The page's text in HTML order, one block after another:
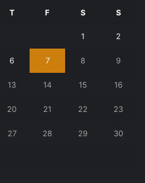
T F S S
1 2
6 7 8 9
13 14 15 16
20 21 22 23
27 28 29 30